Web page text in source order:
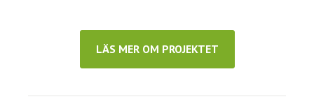
LÄS MER OM PROJEKTET